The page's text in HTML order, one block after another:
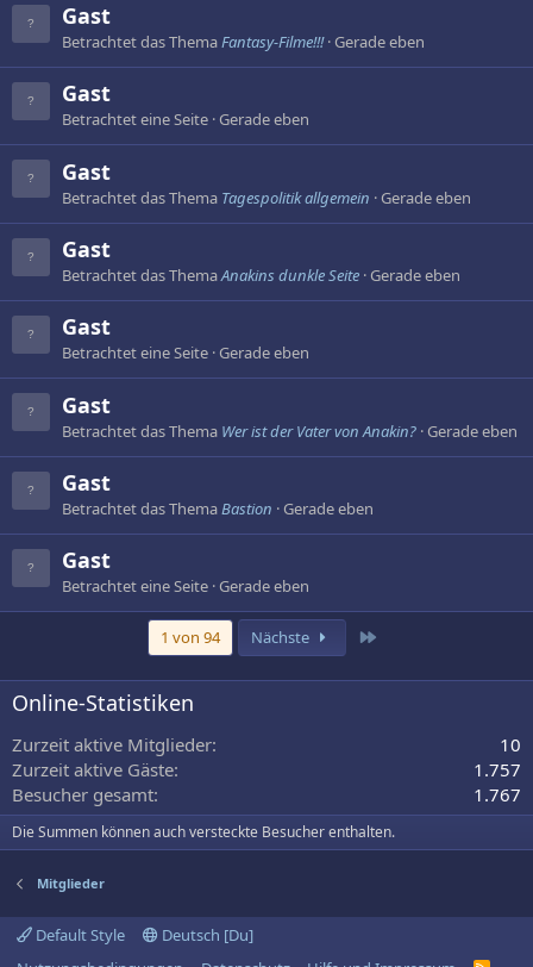
Gast
Betrachtet das ThemaFantasy-Filme!!! Gerade eben
Gast
Betrachtet eine Seite Gerade eben
Gast
Betrachtet das Thema Tagespolitik allgemein Gerade eben
Gast
Betrachtet das ThemaAnakins dunkle Seite Gerade eben
Gast
Betrachtet eine Seite Gerade eben
Gast
Betrachtet das Thema Wer ist der Vater von Anakin? Gerade eben
Gast
Betrachtet das ThemaBastion Gerade eben
Gast
Betrachtet eine Seite Gerade eben
1 von 94 Nächste
Online-Statistiken
Zurzeit aktive Mitglieder
10
Zurzeit aktive Gäste
1.757
Besucher gesamt
1.767
Die Summen können auch versteckte Besucher enthalten.
Mitglieder
Default Style
Deutsch [Du]